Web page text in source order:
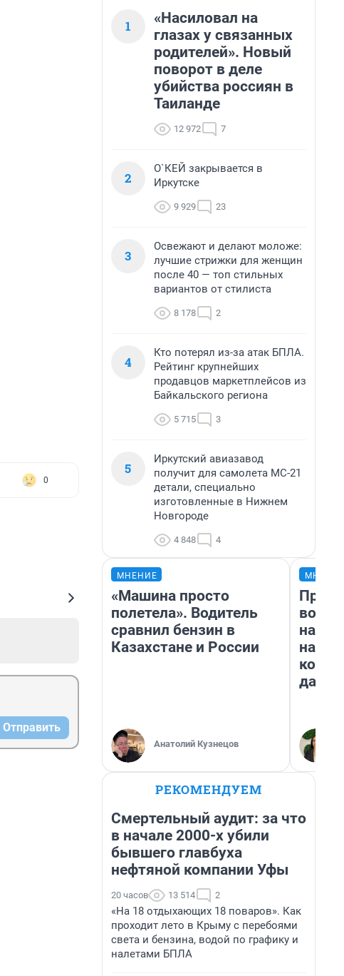
0
Отправить
1
«Насиловал на
глазах у связанных
родителей». Новый
поворот в деле
убийства россиян в
Таиланде
12 972 7
2
О`КЕЙ закрывается в
Иркутске
9 929 23
3
Освежают и делают моложе:
лучшие стрижки для женщин
после 40 — топ стильных
вариантов от стилиста
8 178 2
4
Кто потерял из-за атак БПЛА.
Рейтинг крупнейших
продавцов маркетплейсов из
Байкальского региона
5 715 3
5
Иркутский авиазавод
получит для самолета МС-21
детали, специально
изготовленные в Нижнем
Новгороде
4 848 4
МНЕНИЕ
«Машина просто
полетела». Водитель
сравнил бензин в
Казахстане и России
Анатолий Кузнецов
нам
даже
РЕКОМЕНДУЕМ
Смертельный аудит: за что
в начале 2000-х убили
бывшего главбуха
нефтяной компании Уфы
20 часов 13 514 2
«На 18 отдыхающих 18 поваров». Как
проходит лето в Крыму с перебоями
света и бензина, водой по графику и
налетами БПЛА